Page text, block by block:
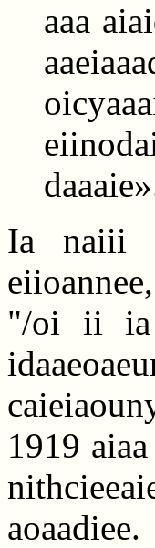
aaa
Ia naiii
"/oi ii ia
1919